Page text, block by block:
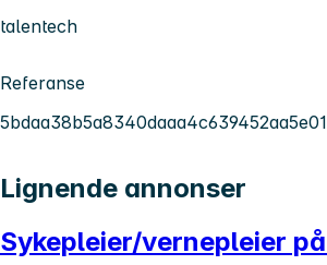
talentech
Referanse
5bdaa38b5a8340daaa4c639452aa5e01
Lignende annonser
Sykepleier/vernepleier